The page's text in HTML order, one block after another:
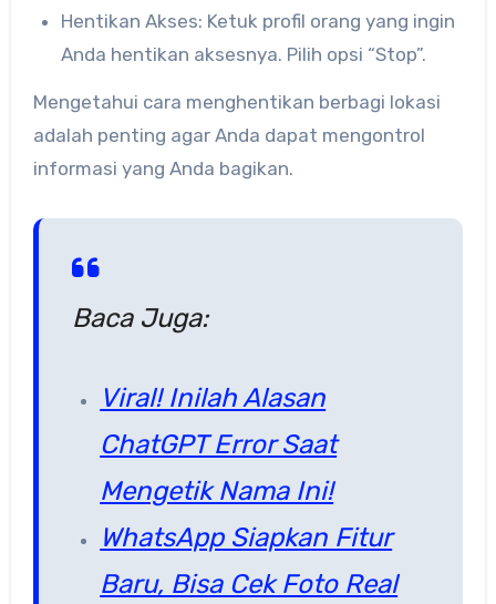
Hentikan Akses: Ketuk profil orang yang ingin
Anda hentikan aksesnya. Pilih opsi “Stop”.
Mengetahui cara menghentikan berbagi lokasi
adalah penting agar Anda dapat mengontrol
informasi yang Anda bagikan.
Baca Juga:
Viral! Inilah Alasan
ChatGPT Error Saat
Mengetik Nama Ini!
WhatsApp Siapkan Fitur
Baru, Bisa Cek Foto Real